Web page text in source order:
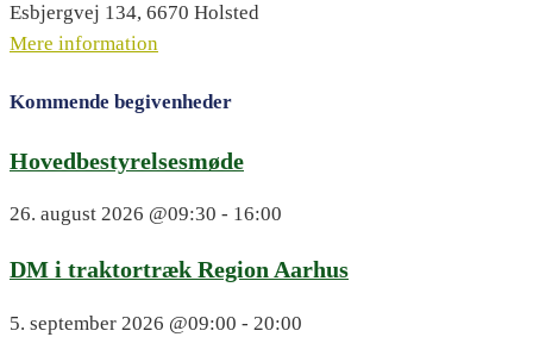
Esbjergvej 134, 6670 Holsted
Mere information
Kommende begivenheder
Hovedbestyrelsesmøde
26. august 2026 @09:30 - 16:00
DM i traktortræk Region Aarhus
5. september 2026 @09:00 - 20:00